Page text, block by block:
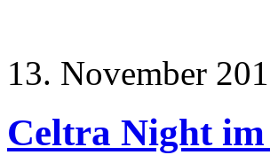
13. November
Celtra Night